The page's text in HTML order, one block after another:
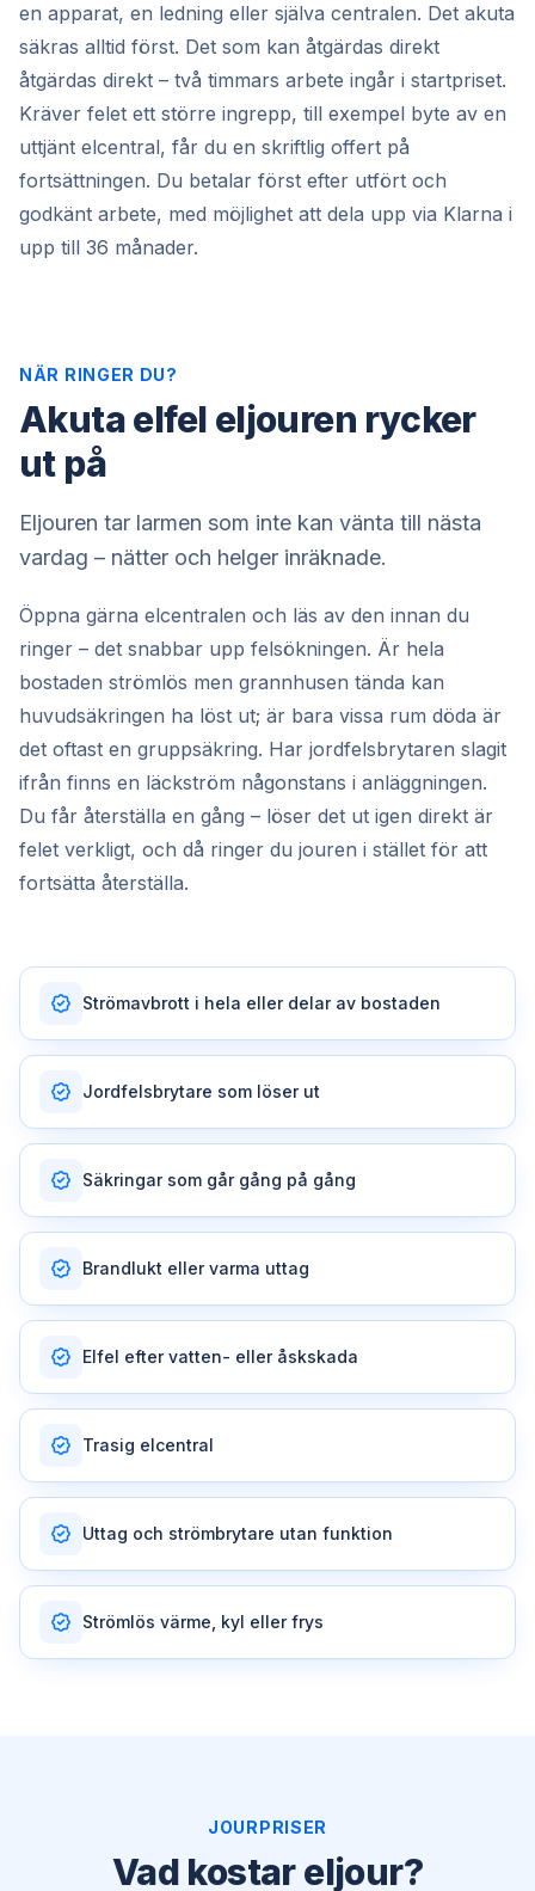
en apparat, en ledning eller själva centralen. Det akuta
säkras alltid först. Det som kan åtgärdas direkt
åtgärdas direkt – två timmars arbete ingår i startpriset.
Kräver felet ett större ingrepp, till exempel byte av en
uttjänt elcentral, får du en skriftlig offert på
fortsättningen. Du betalar först efter utfört och
godkänt arbete, med möjlighet att dela upp via Klarna i
upp till 36 månader.
NÄR RINGER DU?
Akuta elfel eljouren rycker
ut på
Eljouren tar larmen som inte kan vänta till nästa
vardag – nätter och helger inräknade.
Öppna gärna elcentralen och läs av den innan du
ringer – det snabbar upp felsökningen. Är hela
bostaden strömlös men grannhusen tända kan
huvudsäkringen ha löst ut; är bara vissa rum döda är
det oftast en gruppsäkring. Har jordfelsbrytaren slagit
ifrån finns en läckström någonstans i anläggningen.
Du får återställa en gång – löser det ut igen direkt är
felet verkligt, och då ringer du jouren i stället för att
fortsätta återställa.
Strömavbrott i hela eller delar av bostaden
Jordfelsbrytare som löser ut
Säkringar som går gång på gång
Brandlukt eller varma uttag
Elfel efter vatten- eller åskskada
Trasig elcentral
Uttag och strömbrytare utan funktion
Strömlös värme, kyl eller frys
JOURPRISER
Vad kostar eljour?